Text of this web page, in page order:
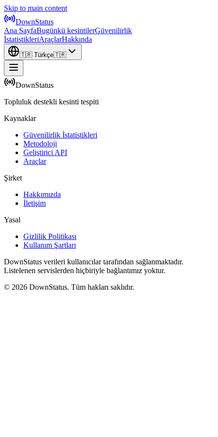
Skip to main content
DownStatus
Ana SayfaBugünkü kesintilerGüvenilirlik
İstatistikleriAraçlarHakkında
🇹🇷 Türkçe🇹🇷
DownStatus
Topluluk destekli kesinti tespiti
Kaynaklar
Güvenilirlik İstatistikleri
Metodoloji
Geliştirici API
Araçlar
Şirket
Hakkımızda
İletişim
Yasal
Gizlilik Politikası
Kullanım Şartları
DownStatus verileri kullanıcılar tarafından sağlanmaktadır.
Listelenen servislerden hiçbiriyle bağlantımız yoktur.
© 2026 DownStatus. Tüm hakları saklıdır.